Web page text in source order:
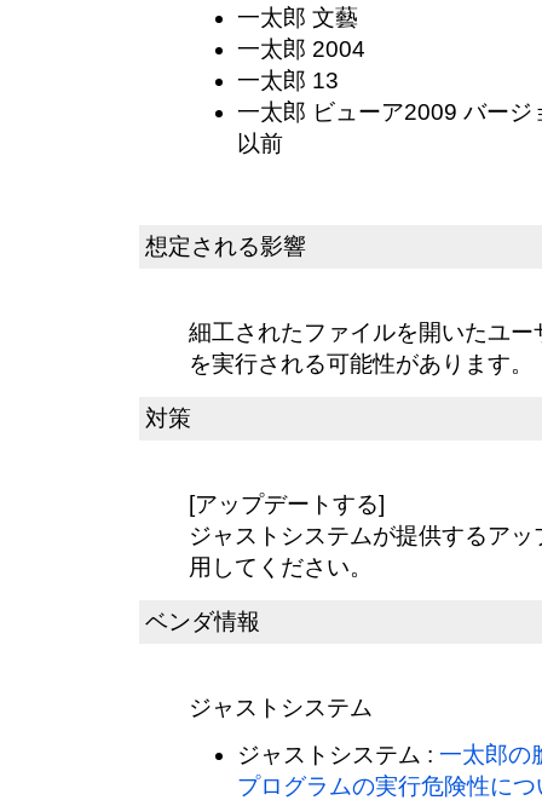
一太郎 文藝
一太郎 2004
一太郎 13
一太郎 ビューア2009 バー
以前
想定される影響
細工されたファイルを開いたユ
を実行される可能性があります。
対策
[アップデートする]
ジャストシステムが提供するア
用してください。
ベンダ情報
ジャストシステム
ジャストシステム : 一太郎の
プログラムの実行危険性につ